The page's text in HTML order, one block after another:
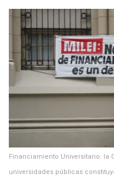
Financiamiento Universitario: la
universidades públicas